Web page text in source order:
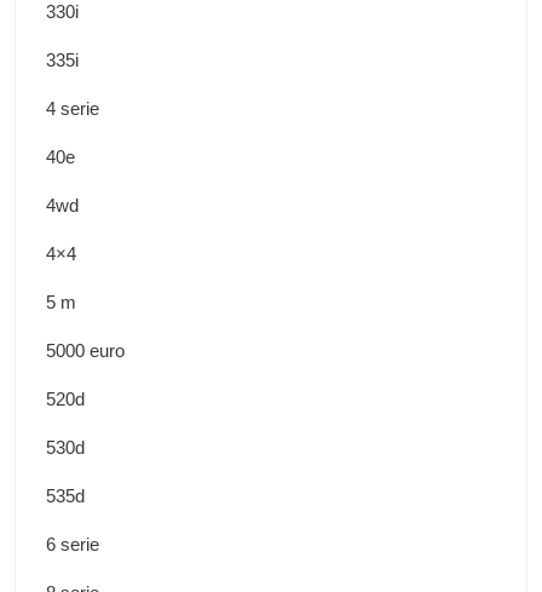
330i
335i
4 serie
40e
4wd
4×4
5 m
5000 euro
520d
530d
535d
6 serie